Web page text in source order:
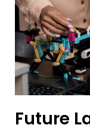
Future